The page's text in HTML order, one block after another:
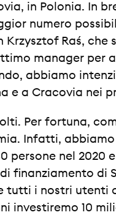
in Polonia. In
numero
Raś, che
manager per
abbiamo
e a Cracovia nei
Per fortuna,
Infatti,
persone nel 2020
finanziamento di
i nostri utenti
investiremo 10